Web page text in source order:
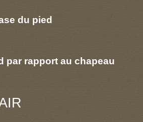
du pied
par rapport au chapeau